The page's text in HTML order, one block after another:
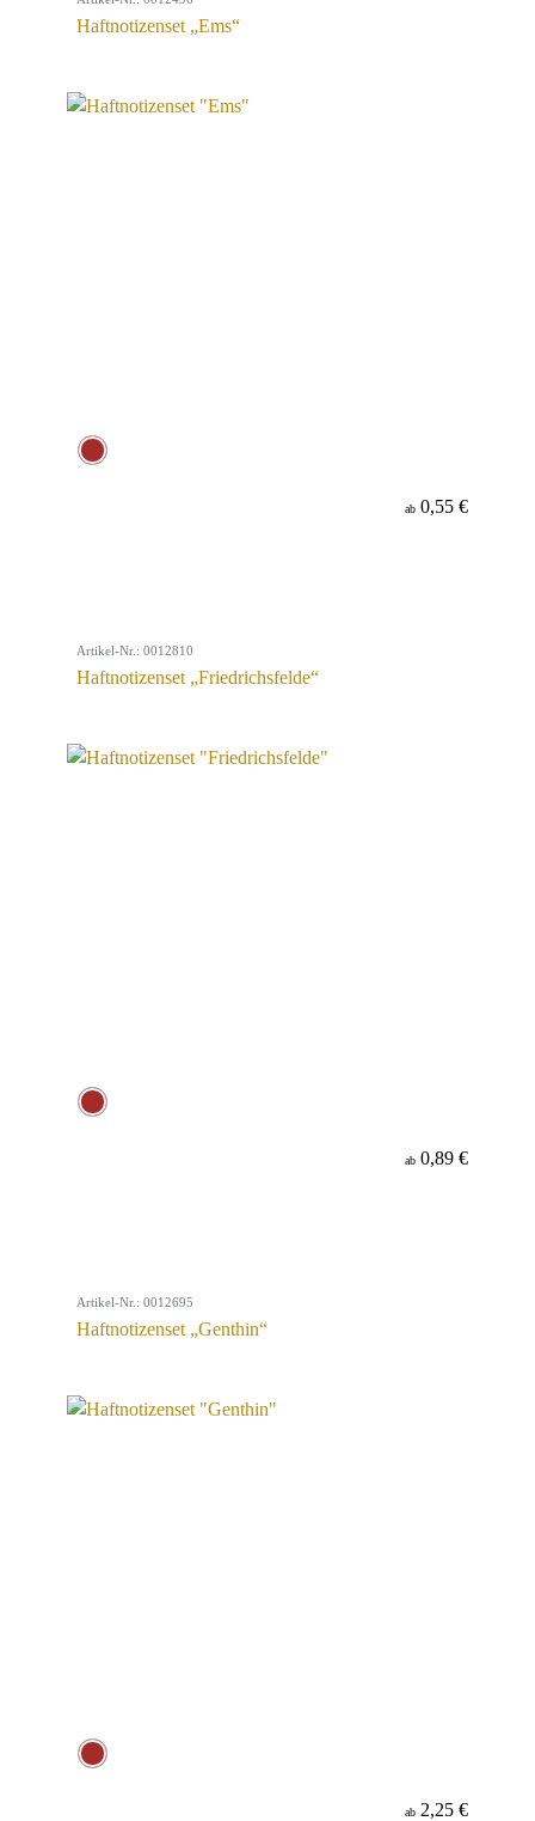
Haftnotizenset „Ems“
ab 0,55 €
Artikel-Nr.: 0012810
Haftnotizenset „Friedrichsfelde“
ab 0,89 €
Artikel-Nr.: 0012695
Haftnotizenset „Genthin“
ab 2,25 €